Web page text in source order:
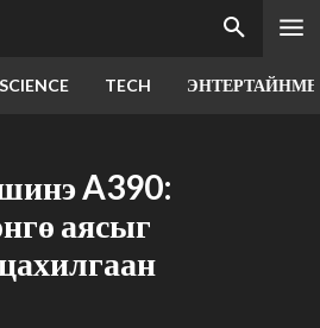
SCIENCE TECH
A390:
аясыг